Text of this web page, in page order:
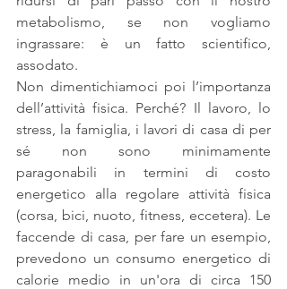
metabolismo, se non vogliamo
ingrassare: è un fatto scientifico,
assodato.
Non dimentichiamoci poi l’importanza
dell’attività fisica. Perché? Il lavoro, lo
stress, la famiglia, i lavori di casa di per
sé non sono minimamente
paragonabili in termini di costo
energetico alla regolare attività fisica
(corsa, bici, nuoto, fitness, eccetera). Le
faccende di casa, per fare un esempio,
prevedono un consumo energetico di
calorie medio in un'ora di circa 150